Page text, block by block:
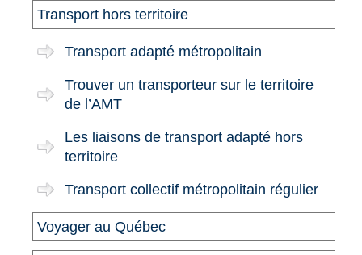
Transport hors territoire
Transport adapté métropolitain
Trouver un transporteur sur le territoire
de l’AMT
Les liaisons de transport adapté hors
territoire
Transport collectif métropolitain régulier
Voyager au Québec